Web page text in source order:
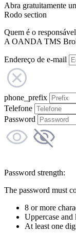
Abra gratuitamente
Rodo section
Quem é o
A OANDA TMS
Endereço de e-mail
phone_prefix
Telefone
Password
Password strength:
The password must
8 or more
Uppercase and
At least one